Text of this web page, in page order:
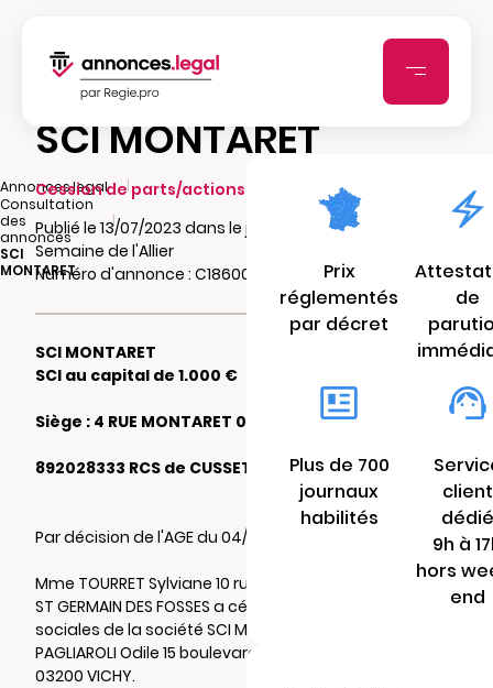
Annonces.legal
|
Consultation
des
annonces
|
SCI
MONTARET
SCI MONTARET
Cession de parts/actions sociales
Publié le 13/07/2023 dans le journal La
Semaine de l'Allier
Numéro d'annonce : C18600325acvh
SCI MONTARET
SCI au capital de 1.000 €
Siège : 4 RUE MONTARET 03200 VICHY
892028333 RCS de CUSSET
Par décision de l'AGE du 04/04/2023
Mme TOURRET Sylviane 10 rue du puits 03260
ST GERMAIN DES FOSSES a cédé 1 parts
sociales de la société SCI MONTARET à Mme
PAGLIAROLI Odile 15 boulevard de russie
03200 VICHY.
Prix
réglementés
par décret
de
Plus de 700
journaux
habilités
client
dédié
9h à
hors
end